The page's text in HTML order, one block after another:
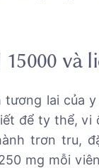
và
lai của
để ty thể, vi
trơn tru,
mg mỗi